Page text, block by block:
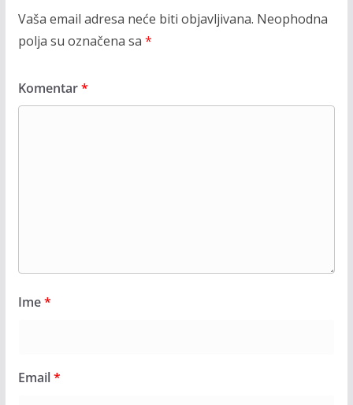
Vaša email adresa neće biti objavljivana. Neophodna
polja su označena sa *
Komentar*
Ime*
Email*